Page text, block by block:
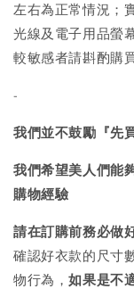
左右為正常情況；
光線及電子用品螢
較敏感者請斟酌購
-
我們並不鼓勵『先
我們希望美人們能
購物經驗
請在訂購前務必做
確認好衣款的尺寸
物行為，如果是不